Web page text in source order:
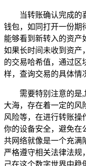
当转账确认完成的
钱包，如同打开一份期
能够看到新转入的资产
如果长时间未收到资产
的交易哈希值，通过区
样，查询交易的具体情
需要特别注意的是
大海，存在着一定的风
风险等，在进行转账操
你的设备安全，避免在
共网络就像是一个充满
严格遵守相关法律法规
己在这个数字世界中稳